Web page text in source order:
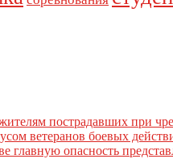
пострадавших при
ветеранов боевых
главную опасность